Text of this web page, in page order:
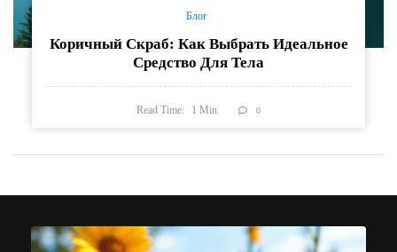
Блог
Коричный Скраб: Как Выбрать Идеальное
Средство Для Тела
Read Time: 1Min 0